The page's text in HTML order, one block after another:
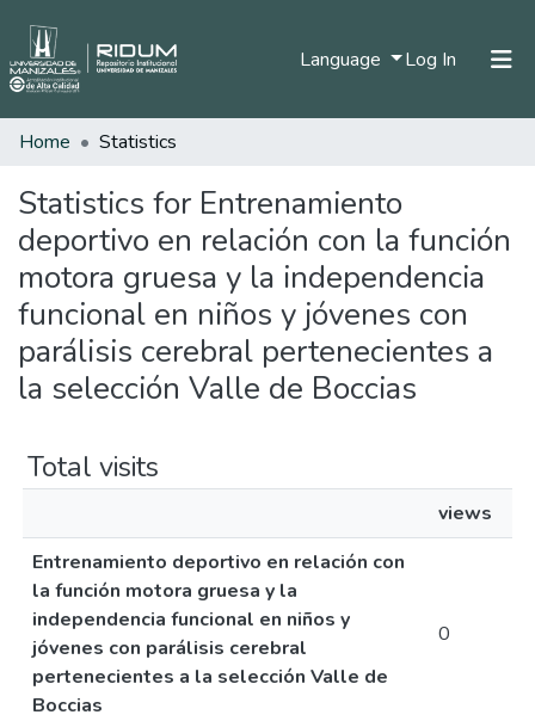
Language Log In (current)
Communities & Collections
All of DSpace
Home Statistics
Statistics for Entrenamiento
deportivo en relación con la función
motora gruesa y la independencia
funcional en niños y jóvenes con
parálisis cerebral pertenecientes a
la selección Valle de Boccias
Total visits
views
Entrenamiento deportivo en relación con
la función motora gruesa y la
independencia funcional en niños y
jóvenes con parálisis cerebral
pertenecientes a la selección Valle de
Boccias
0